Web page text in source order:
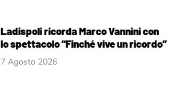
Ladispoli ricorda Marco Vannini con
lo spettacolo “Finché vive un ricordo”
7 Agosto 2026